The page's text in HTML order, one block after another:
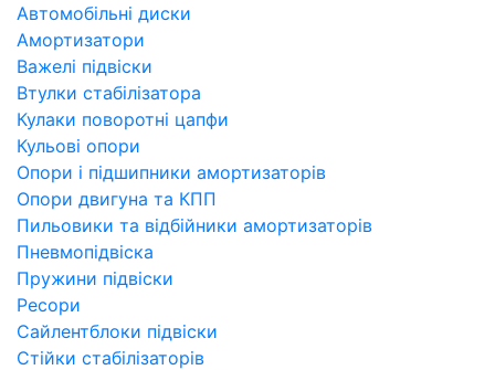
Автомобільні диски
Амортизатори
Важелі підвіски
Втулки стабілізатора
Кулаки поворотні цапфи
Кульові опори
Опори і підшипники амортизаторів
Опори двигуна та КПП
Пильовики та відбійники амортизаторів
Пневмопідвіска
Пружини підвіски
Ресори
Сайлентблоки підвіски
Стійки стабілізаторів